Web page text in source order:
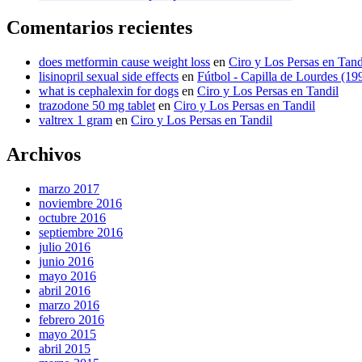
Comentarios recientes
does metformin cause weight loss en Ciro y Los Persas en
lisinopril sexual side effects en Fútbol - Capilla de Lourdes
what is cephalexin for dogs en Ciro y Los Persas en Tandil
trazodone 50 mg tablet en Ciro y Los Persas en Tandil
valtrex 1 gram en Ciro y Los Persas en Tandil
Archivos
marzo 2017
noviembre 2016
octubre 2016
septiembre 2016
julio 2016
junio 2016
mayo 2016
abril 2016
marzo 2016
febrero 2016
mayo 2015
abril 2015